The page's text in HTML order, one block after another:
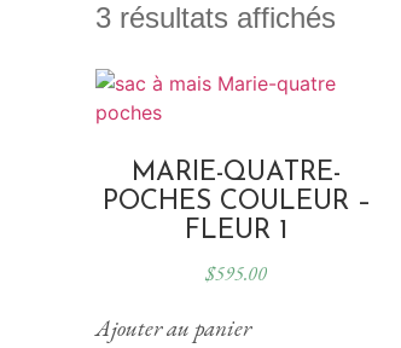
3 résultats affichés
MARIE-QUATRE-
POCHES COULEUR –
FLEUR 1
$595.00
Ajouter au panier